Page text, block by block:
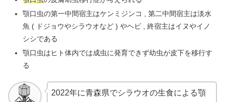
顎口虫の第一中間宿主はケンミジンコ , 第二中間宿主は淡水
魚 ( ドジョウやシラウオなど ) やヘビ , 終宿主はイヌやイノ
シシである
顎口虫はヒト体内では成虫に発育できず幼虫が皮下を移行す
る
2022年に青森県でシラウオの生食による顎